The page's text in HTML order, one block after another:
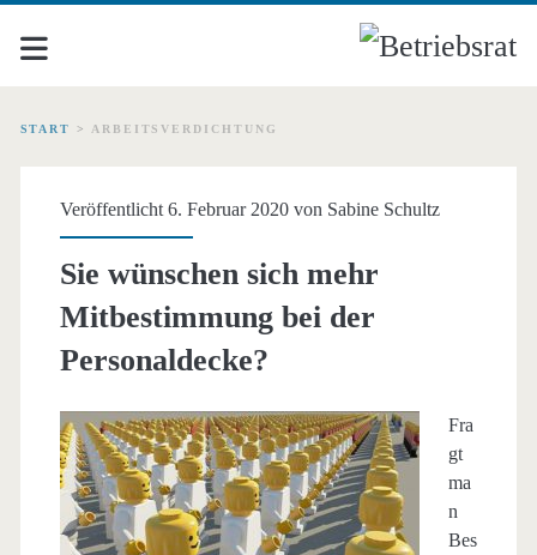
START > ARBEITSVERDICHTUNG
Schlagwort:
Veröffentlicht 6. Februar 2020 von Sabine Schultz
Sie wünschen sich mehr
Mitbestimmung bei der
Personaldecke?
Fra
gt
ma
n
Bes